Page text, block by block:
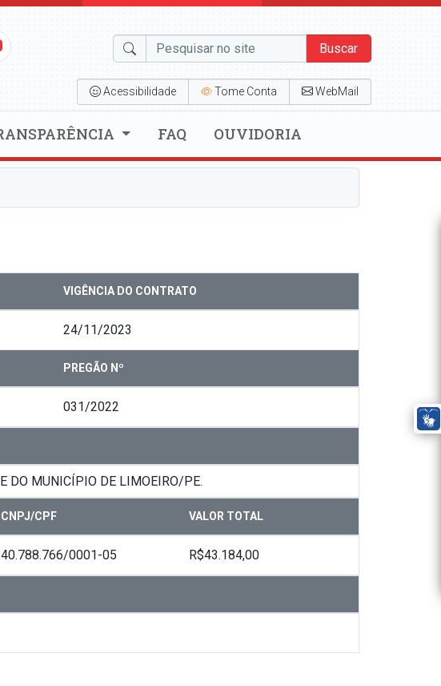
Buscar
Acessibilidade Tome Conta WebMail
FAQ OUVIDORIA
VIGÊNCIA DO CONTRATO
24/11/2023
PREGÃO Nº
031/2022
DO MUNICÍPIO DE LIMOEIRO/PE.
CNPJ/CPF VALOR TOTAL
40.788.766/0001-05 R$43.184,00